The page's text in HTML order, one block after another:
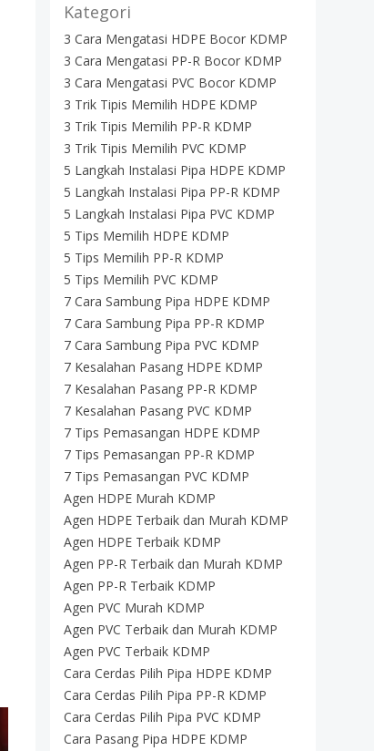
Kategori
3 Cara Mengatasi HDPE Bocor KDMP
3 Cara Mengatasi PP-R Bocor KDMP
3 Cara Mengatasi PVC Bocor KDMP
3 Trik Tipis Memilih HDPE KDMP
3 Trik Tipis Memilih PP-R KDMP
3 Trik Tipis Memilih PVC KDMP
5 Langkah Instalasi Pipa HDPE KDMP
5 Langkah Instalasi Pipa PP-R KDMP
5 Langkah Instalasi Pipa PVC KDMP
5 Tips Memilih HDPE KDMP
5 Tips Memilih PP-R KDMP
5 Tips Memilih PVC KDMP
7 Cara Sambung Pipa HDPE KDMP
7 Cara Sambung Pipa PP-R KDMP
7 Cara Sambung Pipa PVC KDMP
7 Kesalahan Pasang HDPE KDMP
7 Kesalahan Pasang PP-R KDMP
7 Kesalahan Pasang PVC KDMP
7 Tips Pemasangan HDPE KDMP
7 Tips Pemasangan PP-R KDMP
7 Tips Pemasangan PVC KDMP
Agen HDPE Murah KDMP
Agen HDPE Terbaik dan Murah KDMP
Agen HDPE Terbaik KDMP
Agen PP-R Terbaik dan Murah KDMP
Agen PP-R Terbaik KDMP
Agen PVC Murah KDMP
Agen PVC Terbaik dan Murah KDMP
Agen PVC Terbaik KDMP
Cara Cerdas Pilih Pipa HDPE KDMP
Cara Cerdas Pilih Pipa PP-R KDMP
Cara Cerdas Pilih Pipa PVC KDMP
Cara Pasang Pipa HDPE KDMP